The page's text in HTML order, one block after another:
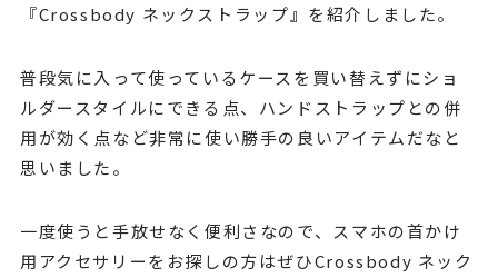
『Crossbody ネックストラップ』を紹介しました。
普段気に入って使っているケースを買い替えずにショ
ルダースタイルにできる点、ハンドストラップとの併
用が効く点など非常に使い勝手の良いアイテムだなと
思いました。
一度使うと手放せなく便利さなので、スマホの首かけ
用アクセサリーをお探しの方はぜひCrossbody ネック